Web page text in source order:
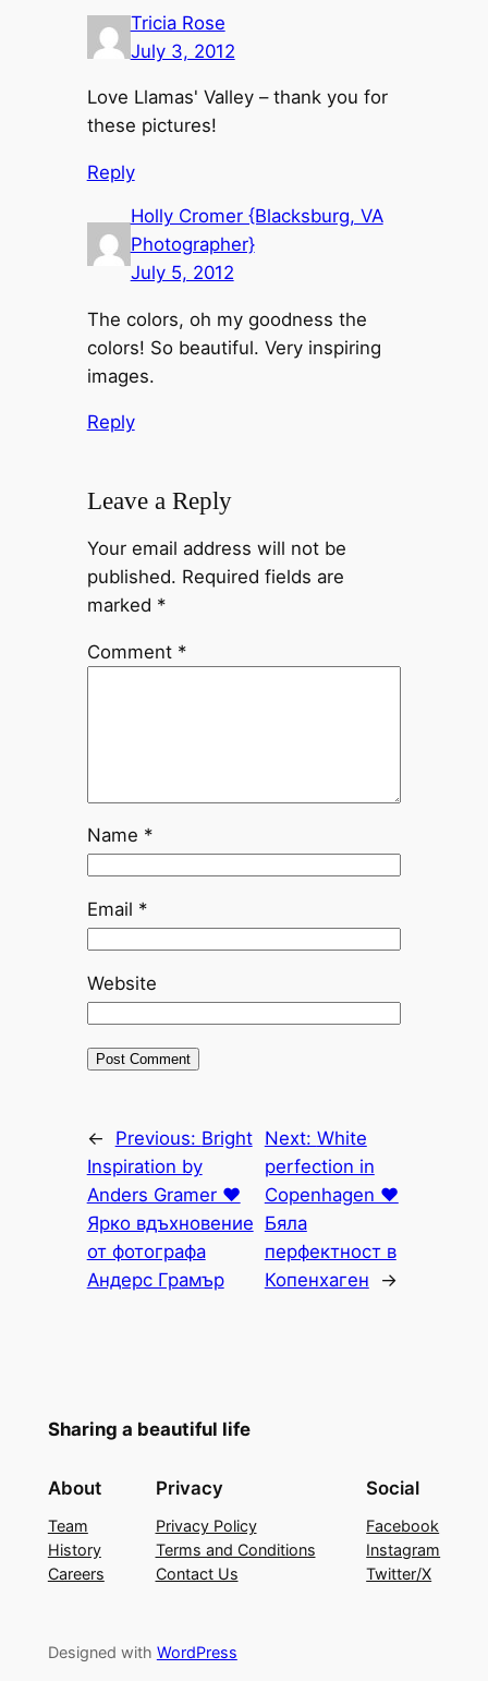
Tricia Rose
July 3, 2012
Love Llamas' Valley – thank you for
these pictures!
Reply
Holly Cromer {Blacksburg, VA
Photographer}
July 5, 2012
The colors, oh my goodness the
colors! So beautiful. Very inspiring
images.
Reply
Leave a Reply
Your email address will not be
published. Required fields are
marked *
Comment *
Name *
Email *
Website
← Previous: Bright
Inspiration by
Anders Gramer ♥
Ярко вдъхновение
от фотографа
Андерс Грамър
Next: White
perfection in
Copenhagen ♥
Бяла
перфектност в
Копенхаген
→
Sharing a beautiful life
About
Team
History
Careers
Privacy
Privacy Policy
Terms and Conditions
Contact Us
Social
Facebook
Instagram
Twitter/X
Designed with WordPress